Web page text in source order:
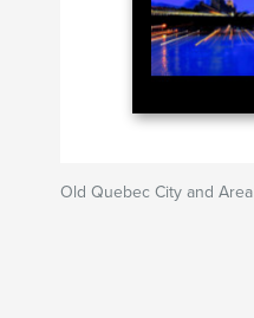
Old Quebec City and Area